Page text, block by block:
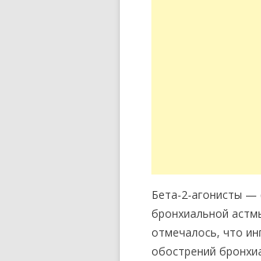
Бета-2-агонисты —
бронхиальной
отмечалось, что
обострений